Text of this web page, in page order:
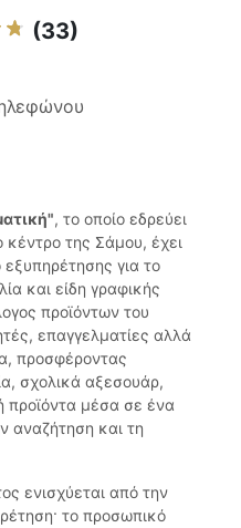
(33)
, το οποίο εδρεύει
κέντρο της Σάμου, έχει
για το
και είδη γραφικής
προϊόντων του
επαγγελματίες αλλά
προσφέροντας
σχολικά αξεσουάρ,
προϊόντα μέσα σε ένα
αναζήτηση και τη
ενισχύεται από την
το προσωπικό